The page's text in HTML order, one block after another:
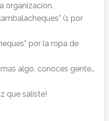
organización.
(1 por
por la ropa de
algo, conoces gente…
que saliste!